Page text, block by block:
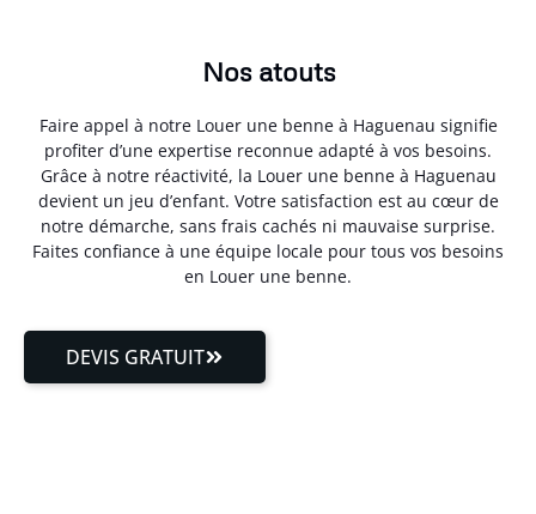
Nos atouts
Faire appel à notre Louer une benne à Haguenau signifie
profiter d’une expertise reconnue adapté à vos besoins.
Grâce à notre réactivité, la Louer une benne à Haguenau
devient un jeu d’enfant. Votre satisfaction est au cœur de
notre démarche, sans frais cachés ni mauvaise surprise.
Faites confiance à une équipe locale pour tous vos besoins
en Louer une benne.
DEVIS GRATUIT